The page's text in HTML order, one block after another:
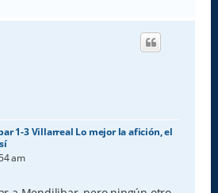
r
1-3 Villarreal Lo mejor la afición, el
am